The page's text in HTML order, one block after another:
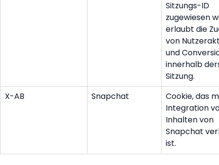
Sitzungs-ID
zugewiesen
erlaubt die
von
und
innerhalb
Sitzung.
X-AB
Snapchat
Cookie, das
Integration
Inhalten von
Snapchat
ist.